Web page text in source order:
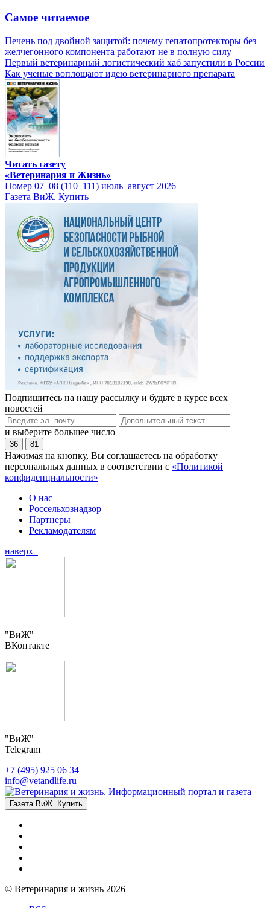
Самое читаемое
Печень под двойной защитой: почему гепатопротекторы без
желчегонного компонента работают не в полную силу
Первый ветеринарный логистический хаб запустили в России
Как ученые воплощают идею ветеринарного препарата
Читать газету
«Ветеринария и Жизнь»
Номер 07–08 (110–111) июль–август 2026
Газета ВиЖ. Купить
Подпишитесь на нашу рассылку и будьте в курсе всех
новостей
и выберите большее число
36 81
Нажимая на кнопку, Вы соглашаетесь на обработку
персональных данных в соответствии с «Политикой
конфиденциальности»
О нас
Россельхознадзор
Партнеры
Рекламодателям
наверх
"ВиЖ"
ВКонтакте
"ВиЖ"
Telegram
+7 (495) 925 06 34
info@vetandlife.ru
Газета ВиЖ. Купить
© Ветеринария и жизнь 2026